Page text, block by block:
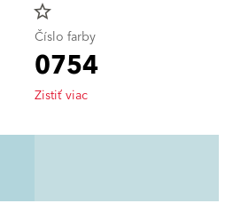
star_border
Číslo farby
0754
Zistiť viac